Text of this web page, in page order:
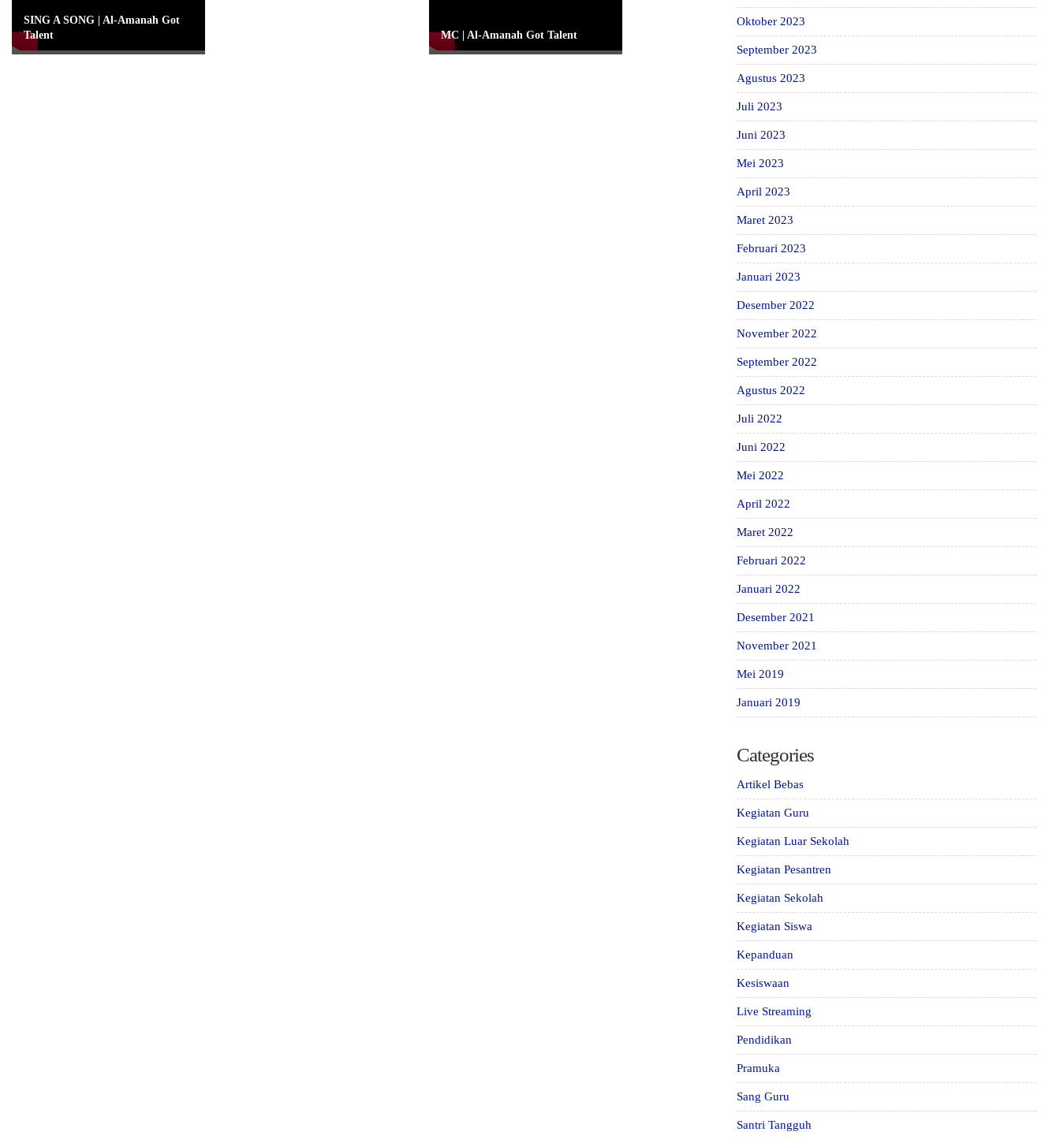
SING A SONG | Al-Amanah Got
Talent
MC | Al-Amanah Got Talent
Oktober 2023
September 2023
Agustus 2023
Juli 2023
Juni 2023
Mei 2023
April 2023
Maret 2023
Februari 2023
Januari 2023
Desember 2022
November 2022
September 2022
Agustus 2022
Juli 2022
Juni 2022
Mei 2022
April 2022
Maret 2022
Februari 2022
Januari 2022
Desember 2021
November 2021
Mei 2019
Januari 2019
Categories
Artikel Bebas
Kegiatan Guru
Kegiatan Luar Sekolah
Kegiatan Pesantren
Kegiatan Sekolah
Kegiatan Siswa
Kepanduan
Kesiswaan
Live Streaming
Pendidikan
Pramuka
Sang Guru
Santri Tangguh